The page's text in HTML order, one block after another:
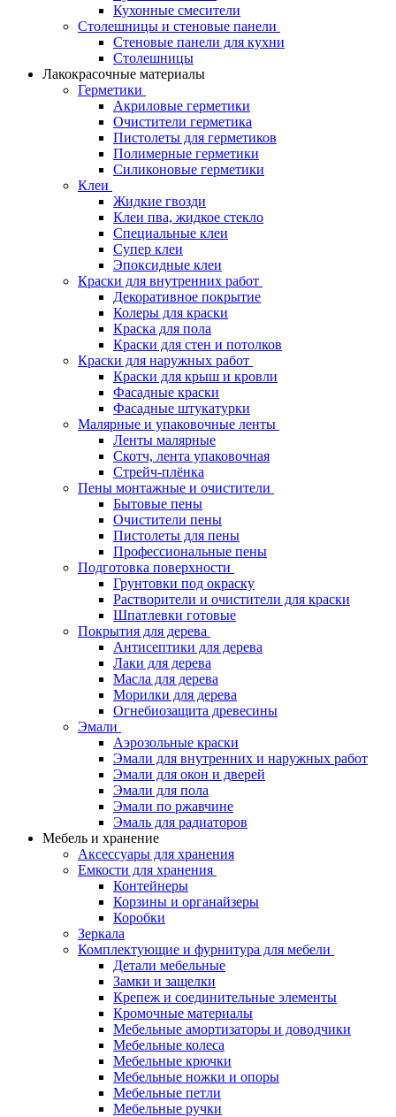
Кухонные смесители
Столешницы и стеновые панели
Стеновые панели для кухни
Столешницы
Лакокрасочные материалы
Герметики
Акриловые герметики
Очистители герметика
Пистолеты для герметиков
Полимерные герметики
Силиконовые герметики
Клеи
Жидкие гвозди
Клеи пва, жидкое стекло
Специальные клеи
Супер клеи
Эпоксидные клеи
Краски для внутренних работ
Декоративное покрытие
Колеры для краски
Краска для пола
Краски для стен и потолков
Краски для наружных работ
Краски для крыш и кровли
Фасадные краски
Фасадные штукатурки
Малярные и упаковочные ленты
Ленты малярные
Скотч, лента упаковочная
Стрейч-плёнка
Пены монтажные и очистители
Бытовые пены
Очистители пены
Пистолеты для пены
Профессиональные пены
Подготовка поверхности
Грунтовки под окраску
Растворители и очистители для краски
Шпатлевки готовые
Покрытия для дерева
Антисептики для дерева
Лаки для дерева
Масла для дерева
Морилки для дерева
Огнебиозащита древесины
Эмали
Аэрозольные краски
Эмали для внутренних и наружных работ
Эмали для окон и дверей
Эмали для пола
Эмали по ржавчине
Эмаль для радиаторов
Мебель и хранение
Аксессуары для хранения
Емкости для хранения
Контейнеры
Корзины и органайзеры
Коробки
Зеркала
Комплектующие и фурнитура для мебели
Детали мебельные
Замки и защелки
Крепеж и соединительные элементы
Кромочные материалы
Мебельные амортизаторы и доводчики
Мебельные колеса
Мебельные крючки
Мебельные ножки и опоры
Мебельные петли
Мебельные ручки